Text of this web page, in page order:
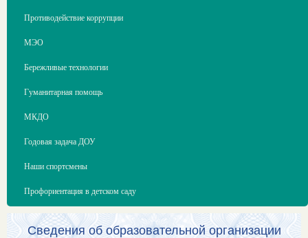
Противодействие коррупции
МЭО
Бережливые технологии
Гуманитарная помощь
МКДО
Годовая задача ДОУ
Наши спортсмены
Профориентация в детском саду
Сведения об образовательной организации